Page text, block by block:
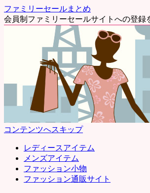
ファミリーセールまとめ
会員制ファミリーセールサイトへの登
コンテンツへスキップ
レディースアイテム
メンズアイテム
ファッション小物
ファッション通販サイト